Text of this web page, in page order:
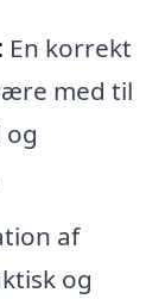
En korrekt
med til
og
af
og